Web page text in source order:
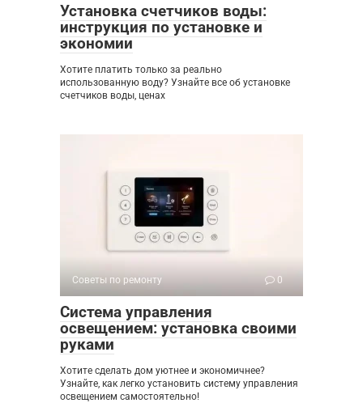
Установка счетчиков воды:
инструкция по установке и
экономии
Хотите платить только за реально
использованную воду? Узнайте все об установке
счетчиков воды, ценах
Советы по ремонту 0
Система управления
освещением: установка своими
руками
Хотите сделать дом уютнее и экономичнее?
Узнайте, как легко установить систему управления
освещением самостоятельно!